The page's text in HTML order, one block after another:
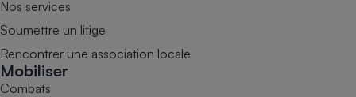
Nos services
Soumettre un litige
Rencontrer une association locale
Mobiliser
Combats